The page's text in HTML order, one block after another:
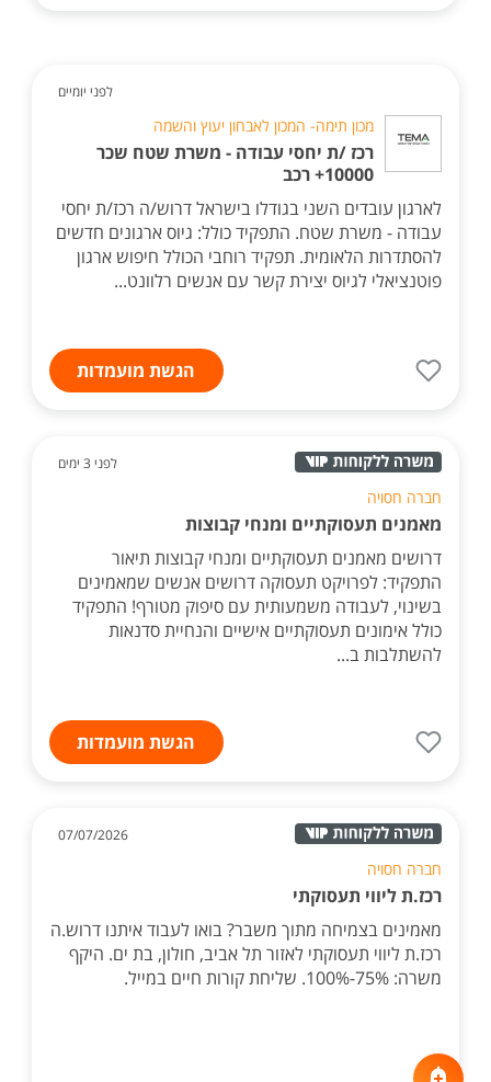
לפני יומיים
מכון תימה- המכון לאבחון יעוץ והשמה
רכז /ת יחסי עבודה - משרת שטח שכר
10000+ רכב
לארגון עובדים השני בגודלו בישראל דרוש/ה רכז/ת יחסי
עבודה - משרת שטח. התפקיד כולל: גיוס ארגונים חדשים
להסתדרות הלאומית. תפקיד רוחבי הכולל חיפוש ארגון
פוטנציאלי לגיוס יצירת קשר עם אנשים רלוונט...
הגשת מועמדות
לפני 3 ימים
חברה חסויה
מאמנים תעסוקתיים ומנחי קבוצות
דרושים מאמנים תעסוקתיים ומנחי קבוצות תיאור
התפקיד: לפרויקט תעסוקה דרושים אנשים שמאמינים
בשינוי, לעבודה משמעותית עם סיפוק מטורף! התפקיד
כולל אימונים תעסוקתיים אישיים והנחיית סדנאות
להשתלבות ב...
הגשת מועמדות
07/07/2026
חברה חסויה
רכז.ת ליווי תעסוקתי
מאמינים בצמיחה מתוך משבר? בואו לעבוד איתנו דרוש.ה
רכז.ת ליווי תעסוקתי לאזור תל אביב, חולון, בת ים. היקף
משרה: 75%-100%. שליחת קורות חיים במייל.